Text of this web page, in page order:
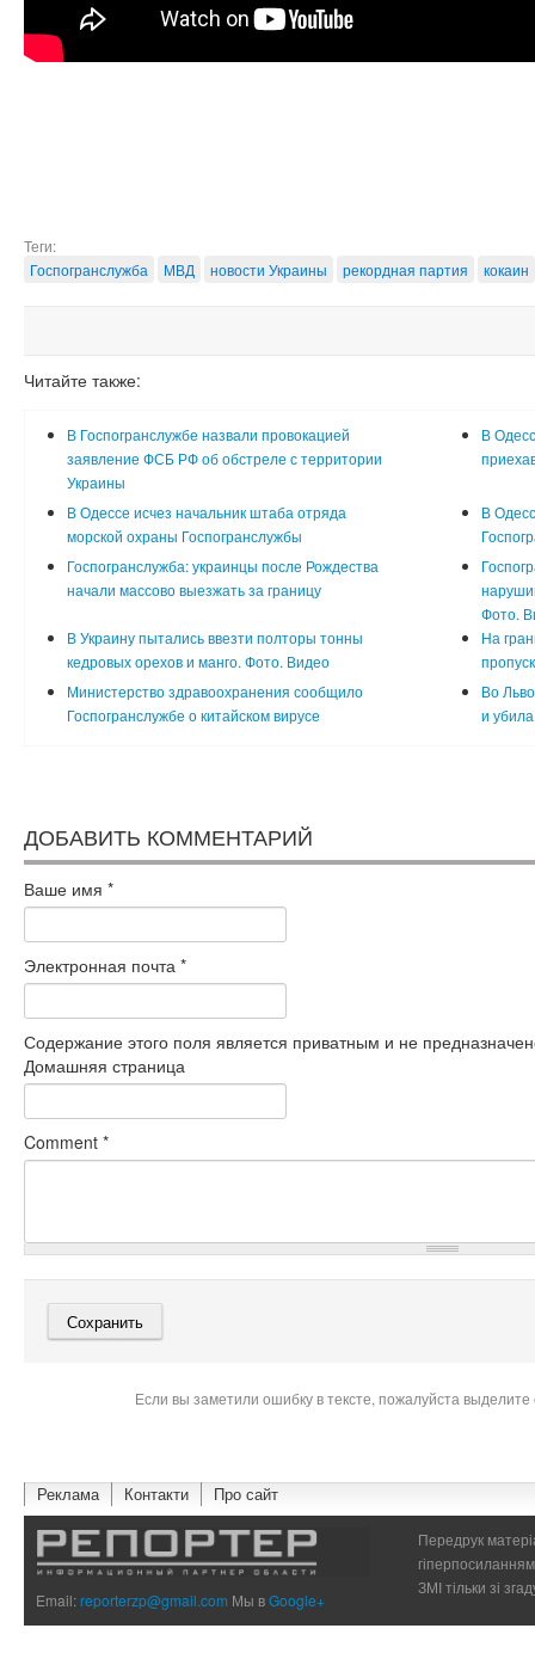
Теги:
Госпогранслужба
МВД новости Украины рекордная партия кокаин
Читайте также:
В Госпогранслужбе назвали провокацией
заявление ФСБ РФ об обстреле с территории
Украины
В
В Одессе исчез начальник штаба отряда
морской охраны Госпогранслужбы
В
Госпогранслужба: украинцы после Рождества
начали массово выезжать за границу
Фото.
В Украину пытались ввезти полторы тонны
кедровых орехов и манго. Фото. Видео
На
Министерство здравоохранения сообщило
Госпогранслужбе о китайском вирусе
Во
и
ДОБАВИТЬ КОММЕНТАРИЙ
Ваше имя *
Электронная почта *
Содержание этого поля является приватным и не
Домашняя страница
Comment *
Если вы заметили ошибку в тексте, пожалуйста
Реклама Контакти Про сайт
Email:reporterzp@gmail.com Мы вGoogle+
Передрук
ЗМІ тільки зі